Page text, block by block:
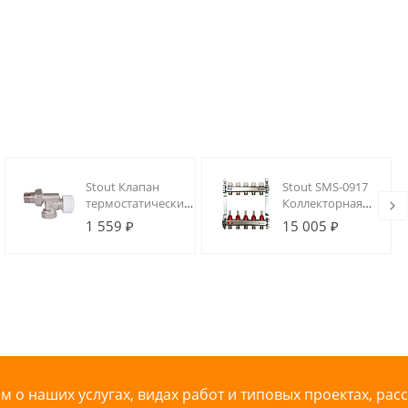
Stout Клапан
термостатический,
осевой 1/2"
1 559 ₽
Stout SMS-0917
Коллекторная
группа 05 вых.
из
15 005 ₽
о наших услугах, видах работ и типовых проектах,